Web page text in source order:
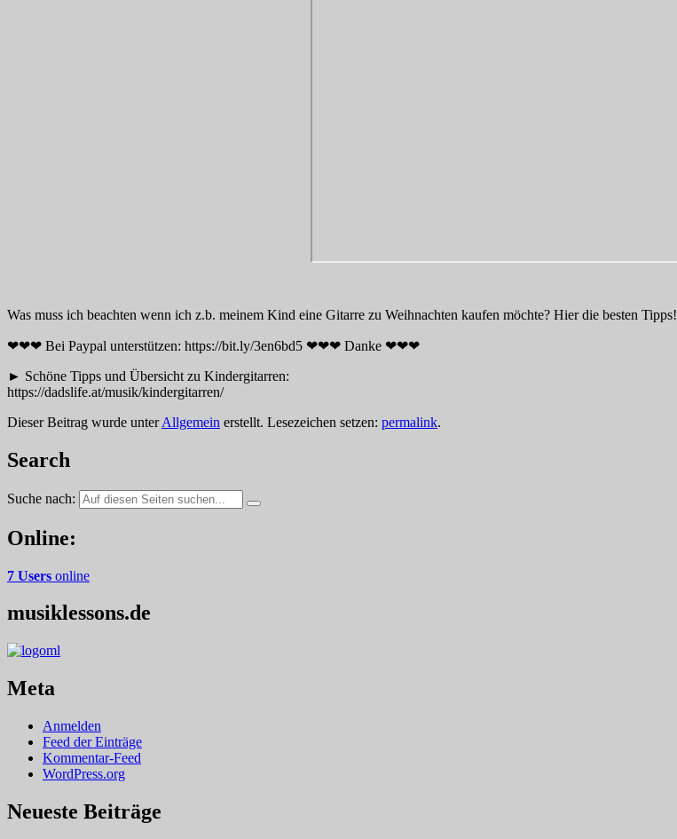
Was muss ich beachten wenn ich z.b. meinem Kind eine Gitarre zu Weihnachten kaufen möchte? Hier die besten Tipps!
❤❤❤ Bei Paypal unterstützen: https://bit.ly/3en6bd5 ❤❤❤ Danke ❤❤❤
► Schöne Tipps und Übersicht zu Kindergitarren:
https://dadslife.at/musik/kindergitarren/
Dieser Beitrag wurde unterAllgemein erstellt. Lesezeichen setzen: permalink.
Search
Suche nach:
Online:
7 Users online
musiklessons.de
Meta
Anmelden
Feed der Einträge
Kommentar-Feed
WordPress.org
Neueste Beiträge